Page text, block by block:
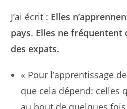
J’ai écrit : Elles
pays. Elles ne fréquentent
des expats.
« Pour l’apprentissage
que cela dépend: celles